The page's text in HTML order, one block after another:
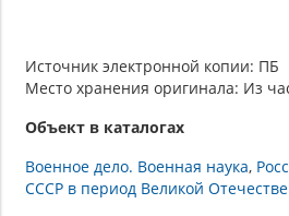
Источник электронной копии: ПБ
Место хранения оригинала: Из
Объект в каталогах
Военное дело. Военная наука
СССР в период Великой